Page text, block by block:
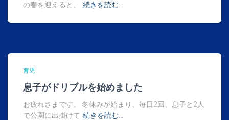
の春を迎えると、
続きを読む…
育児
息子がドリブルを始めました
お疲れさまです。 冬休みが始まり、毎日2回、息子と2人
で公園に出掛けて 続きを読む…